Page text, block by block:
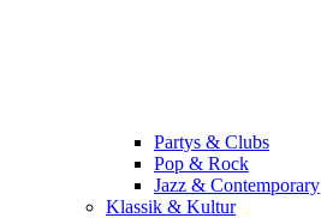
Partys & Clubs
Pop & Rock
Jazz & Contemporary
Klassik & Kultur